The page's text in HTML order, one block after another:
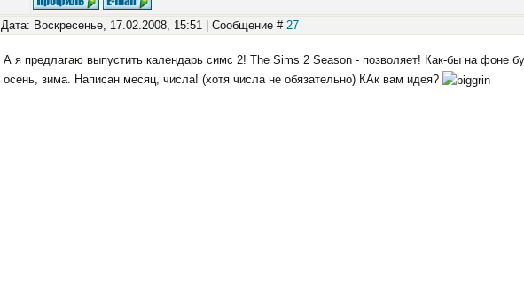
Дата: Воскресенье, 17.02.2008, 15:51 | Сообщение # 27
А я предлагаю выпустить календарь симс 2! The Sims 2 Season - позволяет! Как-бы на фоне
осень, зима. Написан месяц, числа! (хотя числа не обязательно) КАк вам идея?